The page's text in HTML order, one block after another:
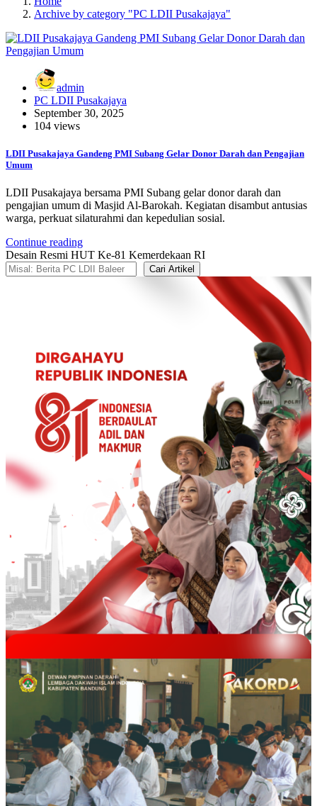
Archive by category "PC LDII Pusakajaya"
admin
PC LDII Pusakajaya
September 30, 2025
104 views
LDII Pusakajaya Gandeng PMI Subang Gelar Donor Darah dan Pengajian
Umum
LDII Pusakajaya bersama PMI Subang gelar donor darah dan
pengajian umum di Masjid Al-Barokah. Kegiatan disambut antusias
warga, perkuat silaturahmi dan kepedulian sosial.
Continue reading
Desain Resmi HUT Ke-81 Kemerdekaan RI
Cari Artikel